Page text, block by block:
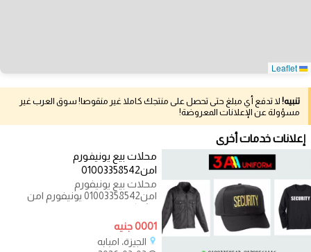
تنبيه! لا تدفع أي مبلغ حتى تحصل على منتجك كاملا غير منقوصا! سوق العرب غير
مسؤولة عن الإعلانات المعروضة!
إعلانات خدمات أخرى
محلات بيع يونيفورم
امن01003358542
محلات بيع يونيفورم
امن01003358542 يونيفورم امن
وشركات الحراسات الخاصة المصصم
من شركة 3A
0001 جنيه
الجيزة، امبابه